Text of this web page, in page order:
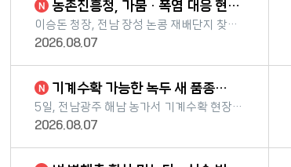
농촌진흥청, 가뭄 · 폭염 대응 현장
총력… ...
이승돈 청장, 전남 장성 논콩 재배단지 찾아
가뭄 대응 상황 점검 식량·축산 분야별
체계도 현장 확인 폭염과 가뭄이 장기화함에
따라 농작물·가축 피...
2026.08.07
'채흔' 현장 ...
5일, 전남광주 해남 농가서 기계수확 현장
평가 쓰러짐 적고 꼬투리 동시에 익어
지역 이기작 재배에 유망… 내년 3월부터
농가 보급 ※ 일시 및 장소: 2026. 8. 5....
2026.08.07